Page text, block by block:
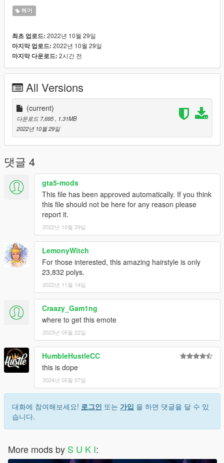
Join My Discord: https://discord.gg/ZnRjvCds
헤어
최초 업로드: 2022년 10월 29일
마지막 업로드: 2022년 10월 29일
마지막 다운로드: 2시간 전
All Versions
(current)
다운로드 7,695
, 1.31MB
2022년 10월 29일
댓글 4
gta5-mods
This file has been approved automatically. If you think
this file should not be here for any reason please
report it.
2022년 10월 29일
LemonyWitch
For those interested, this amazing hairstyle is only
23,832 polys.
2022년 11월 14일
Craazy_Gam1ng
where to get this emote
2023년 05월 22일
HumbleHustleCC
this is dope
2024년 05월 07일
대화에 참여해보세요! 로그인 또는 가입 을 하면 댓글을 달 수 있
습니다.
More mods by S U K I: